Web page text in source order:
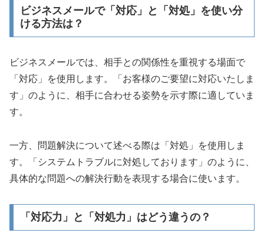
ビジネスメールで「対応」と「対処」を使い分
ける方法は？
ビジネスメールでは、相手との関係性を重視する場面で
「対応」を使用します。「お客様のご要望に対応いたしま
す」のように、相手に合わせる姿勢を示す際に適していま
す。
一方、問題解決について述べる際は「対処」を使用しま
す。「システムトラブルに対処しております」のように、
具体的な問題への解決行動を表現する場合に使います。
「対応力」と「対処力」はどう違うの？